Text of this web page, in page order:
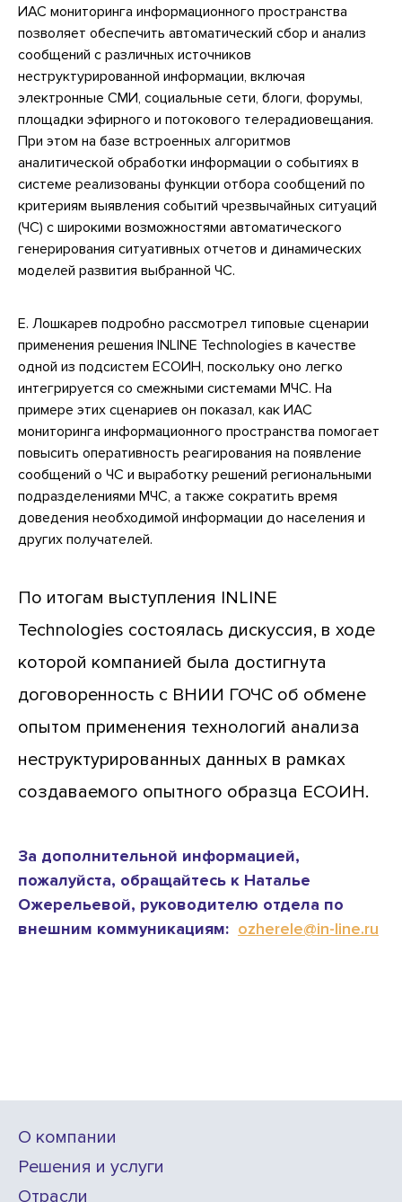
ИАС мониторинга информационного пространства
позволяет обеспечить автоматический сбор и анализ
сообщений с различных источников
неструктурированной информации, включая
электронные СМИ, социальные сети, блоги, форумы,
площадки эфирного и потокового телерадиовещания.
При этом на базе встроенных алгоритмов
аналитической обработки информации о событиях в
системе реализованы функции отбора сообщений по
критериям выявления событий чрезвычайных ситуаций
(ЧС) с широкими возможностями автоматического
генерирования ситуативных отчетов и динамических
моделей развития выбранной ЧС.
Е. Лошкарев подробно рассмотрел типовые сценарии
применения решения INLINE Technologies в качестве
одной из подсистем ЕСОИН, поскольку оно легко
интегрируется со смежными системами МЧС. На
примере этих сценариев он показал, как ИАС
мониторинга информационного пространства помогает
повысить оперативность реагирования на появление
сообщений о ЧС и выработку решений региональными
подразделениями МЧС, а также сократить время
доведения необходимой информации до населения и
других получателей.
По итогам выступления INLINE
Technologies состоялась дискуссия, в ходе
которой компанией была достигнута
договоренность с ВНИИ ГОЧС об обмене
опытом применения технологий анализа
неструктурированных данных в рамках
создаваемого опытного образца ЕСОИН.
За дополнительной информацией,
пожалуйста, обращайтесь к Наталье
Ожерельевой, руководителю отдела по
внешним коммуникациям: ozherele@in-line.ru
О компании
Решения и услуги
Отрасли